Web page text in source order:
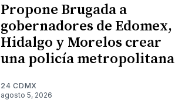
Propone Brugada a
gobernadores de Edomex,
Hidalgo y Morelos crear
una policía metropolitana
24 CDMX
agosto 5, 2026